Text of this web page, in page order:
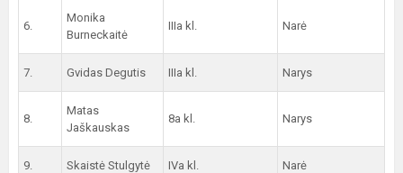
6.
Monika
Burneckaitė
IIIa kl. Narė
7. Gvidas Degutis IIIa kl. Narys
8.
Matas
Jaškauskas
8a kl. Narys
9. Skaistė Stulgytė IVa kl. Narė